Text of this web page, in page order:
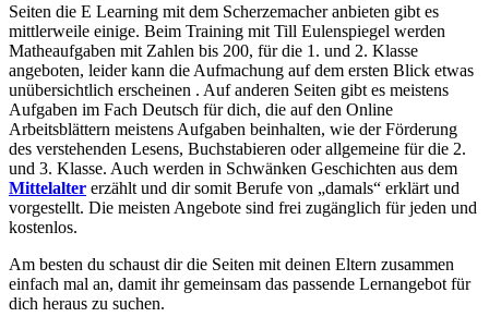
Seiten die E Learning mit dem Scherzemacher anbieten gibt es
mittlerweile einige. Beim Training mit Till Eulenspiegel werden
Matheaufgaben mit Zahlen bis 200, für die 1. und 2. Klasse
angeboten, leider kann die Aufmachung auf dem ersten Blick etwas
unübersichtlich erscheinen . Auf anderen Seiten gibt es meistens
Aufgaben im Fach Deutsch für dich, die auf den Online
Arbeitsblättern meistens Aufgaben beinhalten, wie der Förderung
des verstehenden Lesens, Buchstabieren oder allgemeine für die 2.
und 3. Klasse. Auch werden in Schwänken Geschichten aus dem
Mittelalter erzählt und dir somit Berufe von „damals“ erklärt und
vorgestellt. Die meisten Angebote sind frei zugänglich für jeden und
kostenlos.
Am besten du schaust dir die Seiten mit deinen Eltern zusammen
einfach mal an, damit ihr gemeinsam das passende Lernangebot für
dich heraus zu suchen.